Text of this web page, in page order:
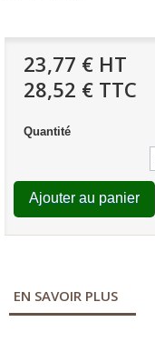
23,77 € HT
28,52 € TTC
Quantité
Ajouter au panier
EN SAVOIR PLUS